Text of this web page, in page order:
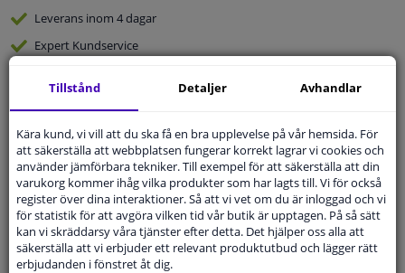
Leverans inom 4 dagar
Expert Kundservice
Inte Tillgänglig Via Telefon
Ställ din fråga hos våra produktspecialister.
Frågor Och Svar
Modellmatchande garanti, Hitta rätt bildelar.
Fyll i ditt registreringsnummerellerVälj din bil.
Tillstånd Detaljer Avhandlar
Kära kund, vi vill att du ska få en bra upplevelse på vår hemsida. För
att säkerställa att webbplatsen fungerar korrekt lagrar vi cookies och
använder jämförbara tekniker. Till exempel för att säkerställa att din
varukorg kommer ihåg vilka produkter som har lagts till. Vi för också
register över dina interaktioner. Så att vi vet om du är inloggad och vi
för statistik för att avgöra vilken tid vår butik är upptagen. På så sätt
kan vi skräddarsy våra tjänster efter detta. Det hjälper oss alla att
säkerställa att vi erbjuder ett relevant produktutbud och lägger rätt
erbjudanden i fönstret åt dig.